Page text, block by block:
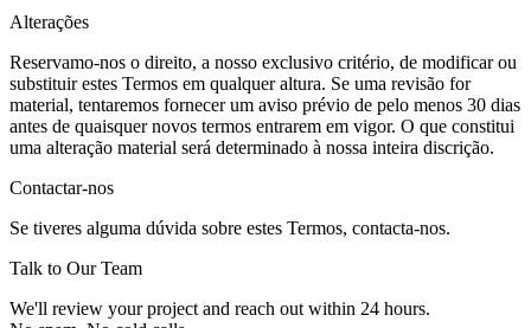
Alterações
Reservamo-nos o direito, a nosso exclusivo critério, de modificar ou
substituir estes Termos em qualquer altura. Se uma revisão for
material, tentaremos fornecer um aviso prévio de pelo menos 30 dias
antes de quaisquer novos termos entrarem em vigor. O que constitui
uma alteração material será determinado à nossa inteira discrição.
Contactar-nos
Se tiveres alguma dúvida sobre estes Termos, contacta-nos.
Talk to Our Team
We'll review your project and reach out within 24 hours.